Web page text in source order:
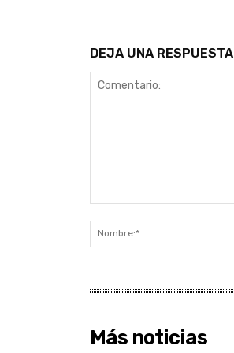
DEJA UNA RESPUESTA
Más noticias